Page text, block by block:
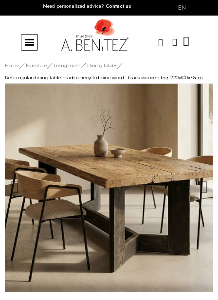
Need personalized advice?Contact us EN
Home Furniture Living room
Dining tables
Rectangular dining table made of recycled pine wood - black wooden legs 220x100x76cm